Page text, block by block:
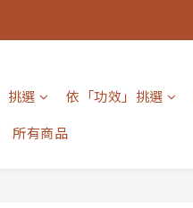
挑選 依「功效」挑選
所有商品